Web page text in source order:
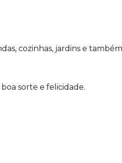
cozinhas, jardins e também
sorte e felicidade.